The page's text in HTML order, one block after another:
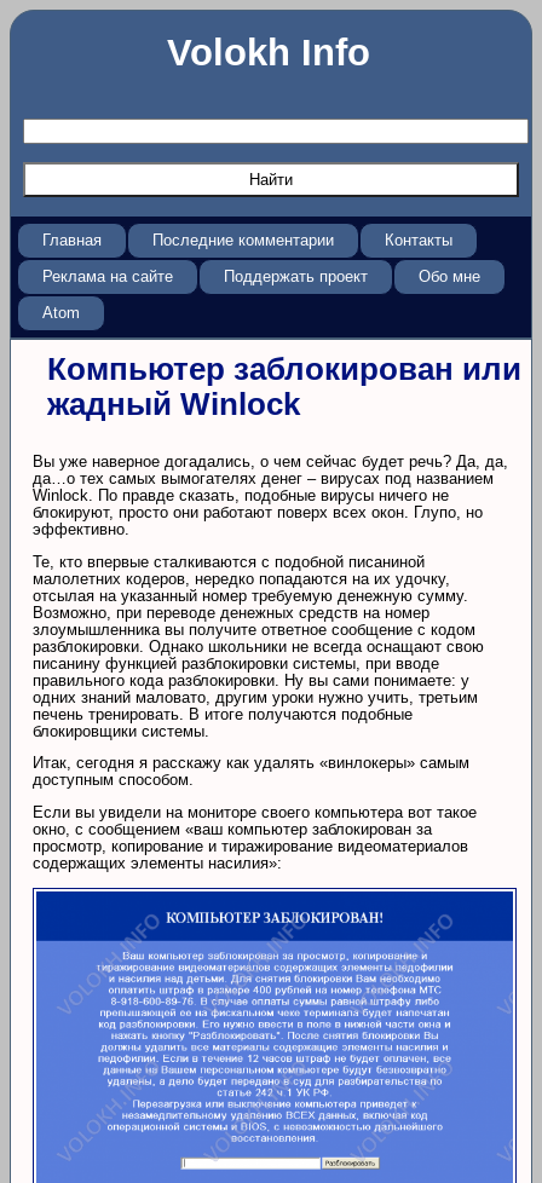
Volokh Info
Главная Последние комментарии
Контакты
Реклама на сайте
Поддержать проект
Обо мне
Atom
Компьютер заблокирован или
жадный Winlock
Вы уже наверное догадались, о чем сейчас будет речь? Да, да,
да…о тех самых вымогателях денег – вирусах под названием
Winlock. По правде сказать, подобные вирусы ничего не
блокируют, просто они работают поверх всех окон. Глупо, но
эффективно.
Те, кто впервые сталкиваются с подобной писаниной
малолетних кодеров, нередко попадаются на их удочку,
отсылая на указанный номер требуемую денежную сумму.
Возможно, при переводе денежных средств на номер
злоумышленника вы получите ответное сообщение с кодом
разблокировки. Однако школьники не всегда оснащают свою
писанину функцией разблокировки системы, при вводе
правильного кода разблокировки. Ну вы сами понимаете: у
одних знаний маловато, другим уроки нужно учить, третьим
печень тренировать. В итоге получаются подобные
блокировщики системы.
Итак, сегодня я расскажу как удалять «винлокеры» самым
доступным способом.
Если вы увидели на мониторе своего компьютера вот такое
окно, с сообщением «ваш компьютер заблокирован за
просмотр, копирование и тиражирование видеоматериалов
содержащих элементы насилия»: